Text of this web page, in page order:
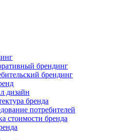
брендинг
брендинг
дизайн
бренда
потребителей
стоимости бренда